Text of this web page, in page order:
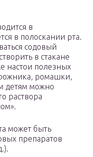
в
в полоскании рта.
содовый
в стакане
настои полезных
ромашки,
детям можно
раствора
может быть
препаратов